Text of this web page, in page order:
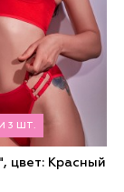
3 ШТ.
цвет: Красный